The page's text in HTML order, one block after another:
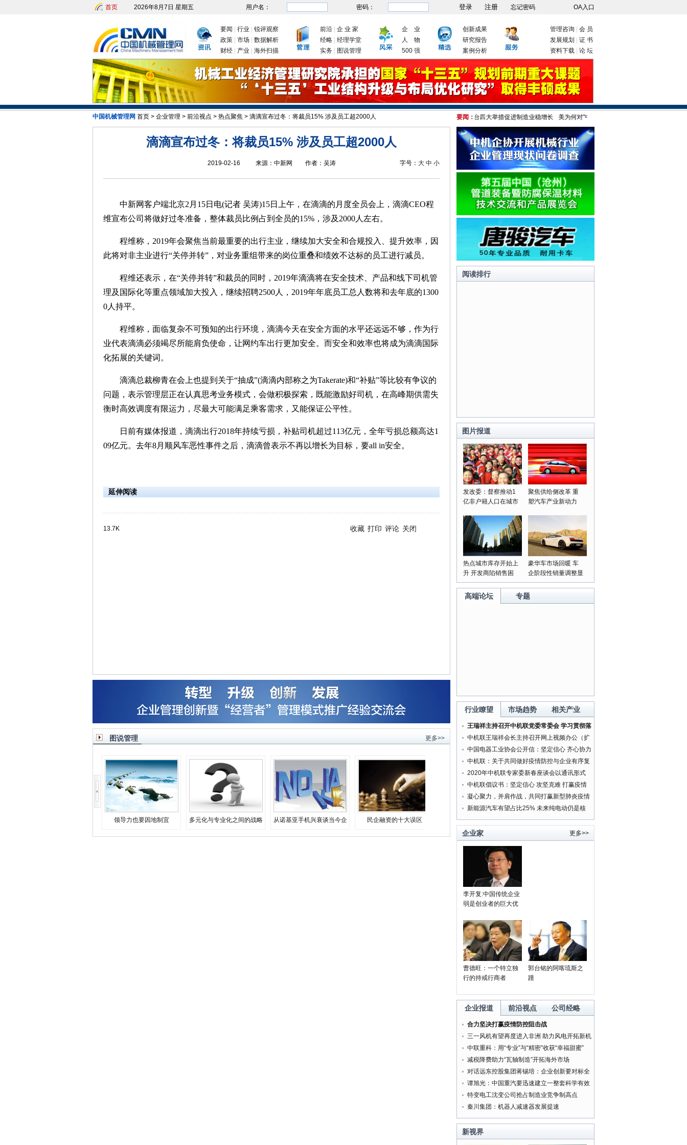
首页 2026年8月7日 星期五 用户名： 密码： 忘记密码 OA入口
要闻 行业
锐评观察
政策
市场
数据解析
财经
产业 海外扫描
前沿
企 业 家
经略
经理学堂
实务
图说管理
企 业
人 物
500 强
创新成果
研究报告
案例分析
管理咨询
会 员
发展规划
证 书
资料下载
论 坛
中国机械管理网 首页 > 企业管理 > 前沿视点 > 热点聚焦 > 滴滴宣布过冬：将裁员15% 涉及员工超2000人 要闻：
发改委：九大举措有序推动企业复工复产 新年首次国务院常务会议为何聚焦制造业 我国出台四大举措促进制造业稳增长 美为何对"中国制造"疑神疑鬼 港媒:只因伤自尊!
滴滴宣布过冬：将裁员15% 涉及员工超2000人
字号： 大 中 小
2019-02-16 来源： 中新网 作者： 吴涛
中新网客户端北京2月15日电(记者 吴涛)15日上午，在滴滴的月度全员会上，滴滴CEO程
维宣布公司将做好过冬准备，整体裁员比例占到全员的15%，涉及2000人左右。
程维称，2019年会聚焦当前最重要的出行主业，继续加大安全和合规投入、提升效率，因
此将对非主业进行“关停并转”，对业务重组带来的岗位重叠和绩效不达标的员工进行减员。
程维还表示，在“关停并转”和裁员的同时，2019年滴滴将在安全技术、产品和线下司机管
理及国际化等重点领域加大投入，继续招聘2500人，2019年年底员工总人数将和去年底的1300
0人持平。
程维称，面临复杂不可预知的出行环境，滴滴今天在安全方面的水平还远远不够，作为行
业代表滴滴必须竭尽所能肩负使命，让网约车出行更加安全。而安全和效率也将成为滴滴国际
化拓展的关键词。
滴滴总裁柳青在会上也提到关于“抽成”(滴滴内部称之为Takerate)和“补贴”等比较有争议的
问题，表示管理层正在认真思考业务模式，会做积极探索，既能激励好司机，在高峰期供需失
衡时高效调度有限运力，尽最大可能满足乘客需求，又能保证公平性。
日前有媒体报道，滴滴出行2018年持续亏损，补贴司机超过113亿元，全年亏损总额高达1
09亿元。去年8月顺风车恶性事件之后，滴滴曾表示不再以增长为目标，要all in安全。
延伸阅读
13.7K 收藏 打印 评论 关闭
图说管理 更多>>
领导力也要因地制宜
多元化与专业化之间的战略
从诺基亚手机兴衰谈当今企
民企融资的十大误区 领导者的强制权力 老板身边为何“庸才”多？
阅读排行
图片报道
发改委：督察推动1
亿非户籍人口在城市
聚焦供给侧改革 重
塑汽车产业新动力
热点城市库存开始上
升 开发商陷销售困
局
豪华车市场回暖 车
企阶段性销量调整显
成果
高端论坛 专题
行业瞭望 市场趋势 相关产业
王瑞祥主持召开中机联党委常委会 学习贯彻落
实中央精神研究部署有关工作
中机联王瑞祥会长主持召开网上视频办公（扩
大）会
中国电器工业协会公开信：坚定信心 齐心协力
打赢新型肺炎疫情防控阻击战
中机联：关于共同做好疫情防控与企业有序复
工复产服务工作的通知
2020年中机联专家委新春座谈会以通讯形式
按时召开
中机联倡议书：坚定信心 攻坚克难 打赢疫情
防控人民战争
凝心聚力，并肩作战，共同打赢新型肺炎疫情
防控阻击战
新能源汽车有望占比25% 未来纯电动仍是核
心方向
企业家 更多>>
李开复:中国传统企业
弱是创业者的巨大优
曹德旺：一个特立独
行的持戒行商者
郭台铭的阿喀琉斯之
踵
企业报道 前沿视点 公司经略
合力坚决打赢疫情防控阻击战
三一风机有望再度进入非洲 助力风电开拓新机
遇
中联重科：用“专业”与“精密”收获“幸福甜蜜”
减税降费助力“瓦轴制造”开拓海外市场
对话远东控股集团蒋锡培：企业创新要对标全
球最好的企业
谭旭光：中国重汽要迅速建立一整套科学有效
的管理体系
特变电工沈变公司抢占制造业竞争制高点
秦川集团：机器人减速器发展提速
新视界